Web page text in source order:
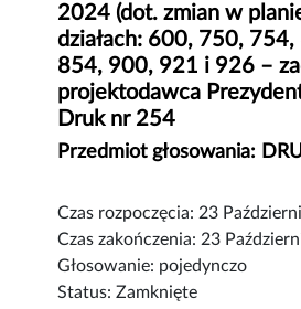
2024 (dot. zmian w
działach: 600, 750,
854, 900, 921 i 926 –
projektodawca
Druk nr 254
Przedmiot głosowania:
Czas rozpoczęcia: 23
Czas zakończenia: 23
Głosowanie: pojedynczo
Status: Zamknięte